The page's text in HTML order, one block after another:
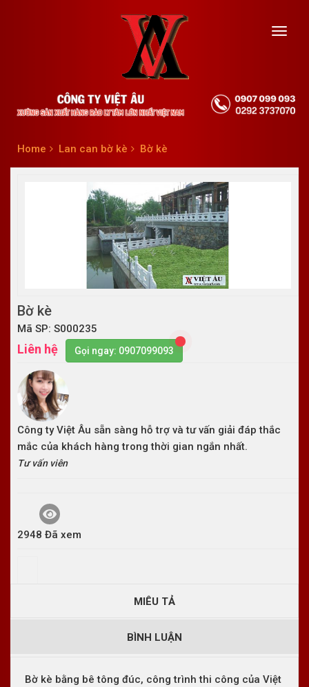
Home Lan can bờ kè Bờ kè
Bờ kè
Mã SP: S000235
Liên hệ Gọi ngay: 0907099093
Công ty Việt Âu sẵn sàng hỗ trợ và tư vấn giải đáp thắc
mắc của khách hàng trong thời gian ngắn nhất.
Tư vấn viên
2948 Đã xem
MIÊU TẢ
BÌNH LUẬN
Bờ kè bằng bê tông đúc, công trình thi công của Việt